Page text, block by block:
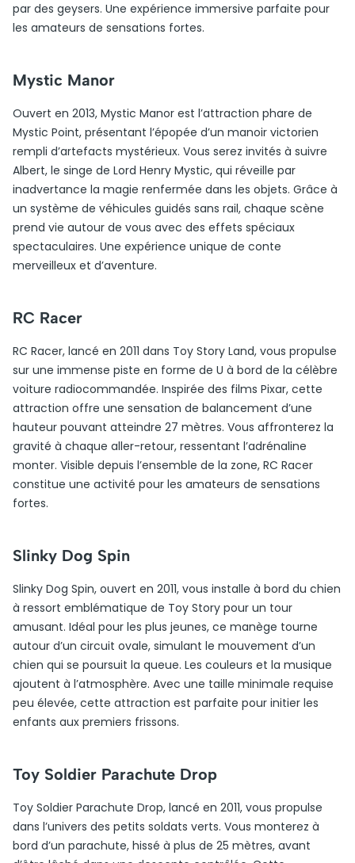
par des geysers. Une expérience immersive parfaite pour
les amateurs de sensations fortes.
Mystic Manor
Ouvert en 2013, Mystic Manor est l’attraction phare de
Mystic Point, présentant l’épopée d’un manoir victorien
rempli d’artefacts mystérieux. Vous serez invités à suivre
Albert, le singe de Lord Henry Mystic, qui réveille par
inadvertance la magie renfermée dans les objets. Grâce à
un système de véhicules guidés sans rail, chaque scène
prend vie autour de vous avec des effets spéciaux
spectaculaires. Une expérience unique de conte
merveilleux et d’aventure.
RC Racer
RC Racer, lancé en 2011 dans Toy Story Land, vous propulse
sur une immense piste en forme de U à bord de la célèbre
voiture radiocommandée. Inspirée des films Pixar, cette
attraction offre une sensation de balancement d’une
hauteur pouvant atteindre 27 mètres. Vous affronterez la
gravité à chaque aller-retour, ressentant l’adrénaline
monter. Visible depuis l’ensemble de la zone, RC Racer
constitue une activité pour les amateurs de sensations
fortes.
Slinky Dog Spin
Slinky Dog Spin, ouvert en 2011, vous installe à bord du chien
à ressort emblématique de Toy Story pour un tour
amusant. Idéal pour les plus jeunes, ce manège tourne
autour d’un circuit ovale, simulant le mouvement d’un
chien qui se poursuit la queue. Les couleurs et la musique
ajoutent à l’atmosphère. Avec une taille minimale requise
peu élevée, cette attraction est parfaite pour initier les
enfants aux premiers frissons.
Toy Soldier Parachute Drop
Toy Soldier Parachute Drop, lancé en 2011, vous propulse
dans l’univers des petits soldats verts. Vous monterez à
bord d’un parachute, hissé à plus de 25 mètres, avant